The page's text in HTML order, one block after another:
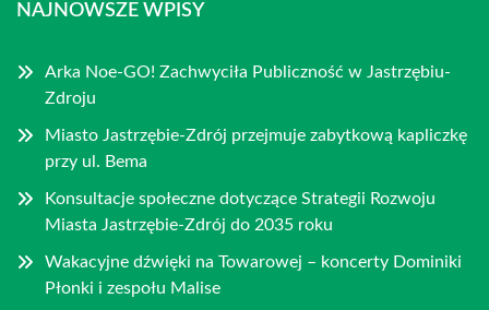
NAJNOWSZE WPISY
Arka Noe-GO! Zachwyciła Publiczność w Jastrzębiu-
Zdroju
Miasto Jastrzębie-Zdrój przejmuje zabytkową kapliczkę
przy ul. Bema
Konsultacje społeczne dotyczące Strategii Rozwoju
Miasta Jastrzębie-Zdrój do 2035 roku
Wakacyjne dźwięki na Towarowej – koncerty Dominiki
Płonki i zespołu Malise